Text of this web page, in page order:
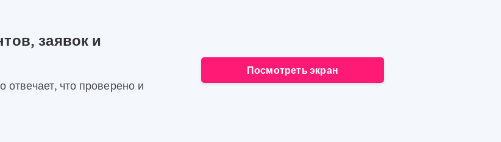
заявок и
отвечает, что проверено и
Посмотреть экран